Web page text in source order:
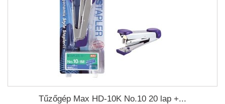
Tűzőgép Max HD-10K No.10 20 lap +...